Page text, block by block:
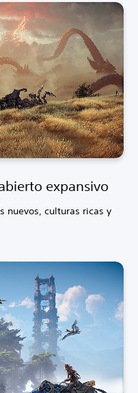
expansivo
nuevos, culturas ricas y